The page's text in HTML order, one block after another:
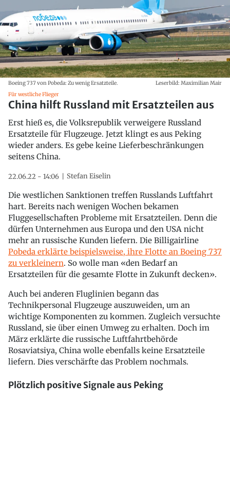
Boeing 737 von Pobeda: Zu wenig Ersatzteile.
Leserbild: Maximilian Mair
Für westliche Flieger
China hilft Russland mit Ersatzteilen aus
Erst hieß es, die Volksrepublik verweigere Russland
Ersatzteile für Flugzeuge. Jetzt klingt es aus Peking
wieder anders. Es gebe keine Lieferbeschränkungen
seitens China.
22.06.22 - 14:06 Stefan Eiselin
Die westlichen Sanktionen treffen Russlands Luftfahrt
hart. Bereits nach wenigen Wochen bekamen
Fluggesellschaften Probleme mit Ersatzteilen. Denn die
dürfen Unternehmen aus Europa und den USA nicht
mehr an russische Kunden liefern. Die Billigairline
Pobeda erklärte beispielsweise, ihre Flotte an Boeing 737
zu verkleinern. So wolle man «den Bedarf an
Ersatzteilen für die gesamte Flotte in Zukunft decken».
Auch bei anderen Fluglinien begann das
Technikpersonal Flugzeuge auszuweiden, um an
wichtige Komponenten zu kommen. Zugleich versuchte
Russland, sie über einen Umweg zu erhalten. Doch im
März erklärte die russische Luftfahrtbehörde
Rosaviatsiya, China wolle ebenfalls keine Ersatzteile
liefern. Dies verschärfte das Problem nochmals.
Plötzlich positive Signale aus Peking